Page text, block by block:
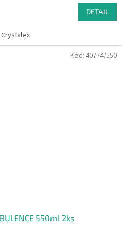
DETAIL
550ml 2ks
Kód: 40774/550